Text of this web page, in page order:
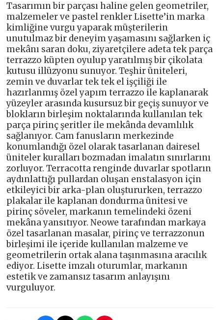
Tasarımın bir parçası haline gelen geometriler,
malzemeler ve pastel renkler Lisette’in marka
kimliğine vurgu yaparak müşterilerin
unutulmaz bir deneyim yaşamasını sağlarken iç
mekânı saran doku, ziyaretçilere adeta tek parça
terrazzo küpten oyulup yaratılmış bir çikolata
kutusu illüzyonu sunuyor. Teşhir üniteleri,
zemin ve duvarlar tek tek el işçiliği ile
hazırlanmış özel yapım terrazzo ile kaplanarak
yüzeyler arasında kusursuz bir geçiş sunuyor ve
blokların birleşim noktalarında kullanılan tek
parça pirinç şeritler ile mekânda devamlılık
sağlanıyor. Cam fanusların merkezinde
konumlandığı özel olarak tasarlanan dairesel
üniteler kuralları bozmadan imalatın sınırlarını
zorluyor. Terracotta renginde duvarlar spotların
aydınlattığı pullardan oluşan enstalasyon için
etkileyici bir arka-plan oluştururken, terrazzo
plakalar ile kaplanan dondurma ünitesi ve
pirinç söveler, markanın temelindeki özeni
mekâna yansıtıyor. Neowe tarafından markaya
özel tasarlanan masalar, pirinç ve terrazzonun
birleşimi ile içeride kullanılan malzeme ve
geometrilerin ortak alana taşınmasına aracılık
ediyor. Lisette imzalı oturumlar, markanın
estetik ve zamansız tasarım anlayışını
vurguluyor.